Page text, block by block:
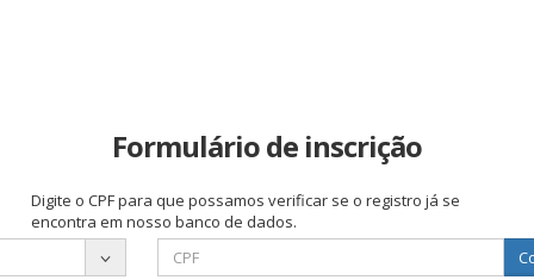
Formulário de inscrição
Digite o CPF para que possamos verificar se o registro já se
encontra em nosso banco de dados.